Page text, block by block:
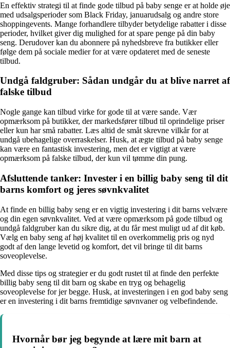
En effektiv strategi til at finde gode tilbud på baby senge er at holde øje
med udsalgsperioder som Black Friday, januarudsalg og andre store
shoppingevents. Mange forhandlere tilbyder betydelige rabatter i disse
perioder, hvilket giver dig mulighed for at spare penge på din baby
seng. Derudover kan du abonnere på nyhedsbreve fra butikker eller
følge dem på sociale medier for at være opdateret med de seneste
tilbud.
Undgå faldgruber: Sådan undgår du at blive narret af
falske tilbud
Nogle gange kan tilbud virke for gode til at være sande. Vær
opmærksom på butikker, der markedsfører tilbud til oprindelige priser
eller kun har små rabatter. Læs altid de småt skrevne vilkår for at
undgå ubehagelige overraskelser. Husk, at ægte tilbud på baby senge
kan være en fantastisk investering, men det er vigtigt at være
opmærksom på falske tilbud, der kun vil tømme din pung.
Afsluttende tanker: Invester i en billig baby seng til dit
barns komfort og jeres søvnkvalitet
At finde en billig baby seng er en vigtig investering i dit barns velvære
og din egen søvnkvalitet. Ved at være opmærksom på gode tilbud og
undgå faldgruber kan du sikre dig, at du får mest muligt ud af dit køb.
Vælg en baby seng af høj kvalitet til en overkommelig pris og nyd
godt af den lange levetid og komfort, det vil bringe til dit barns
soveoplevelse.
Med disse tips og strategier er du godt rustet til at finde den perfekte
billig baby seng til dit barn og skabe en tryg og behagelig
soveoplevelse for jer begge. Husk, at investeringen i en god baby seng
er en investering i dit barns fremtidige søvnvaner og velbefindende.
Hvornår bør jeg begynde at lære mit barn at